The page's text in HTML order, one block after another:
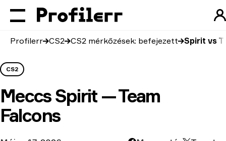
Profilerr CS2 CS2 mérkőzések: befejezett Spirit vs
CS2
Meccs Spirit — Team
Falcons